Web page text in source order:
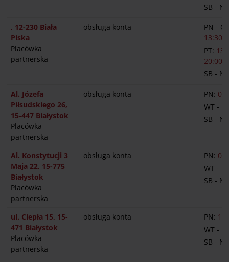
SB -
, 12-230 Biała
Piska
Placówka
partnerska
obsługa konta
PN -
13:30-
PT:
20:00
SB -
Al. Józefa
Piłsudskiego 26,
15-447 Białystok
Placówka
partnerska
obsługa konta PN:
WT -
SB -
Al. Konstytucji 3
Maja 22, 15-775
Białystok
Placówka
partnerska
obsługa konta PN:
WT -
SB -
ul. Ciepła 15, 15-
471 Białystok
Placówka
partnerska
obsługa konta PN:
WT -
SB -